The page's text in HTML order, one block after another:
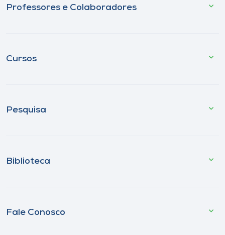
Professores e Colaboradores
Cursos
Pesquisa
Biblioteca
Fale Conosco